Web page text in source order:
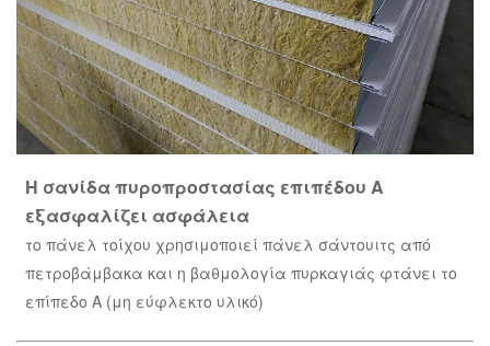
Η σανίδα πυροπροστασίας επιπέδου Α
εξασφαλίζει ασφάλεια
το πάνελ τοίχου χρησιμοποιεί πάνελ σάντουιτς από
πετροβάμβακα και η βαθμολογία πυρκαγιάς φτάνει το
επίπεδο Α (μη εύφλεκτο υλικό)